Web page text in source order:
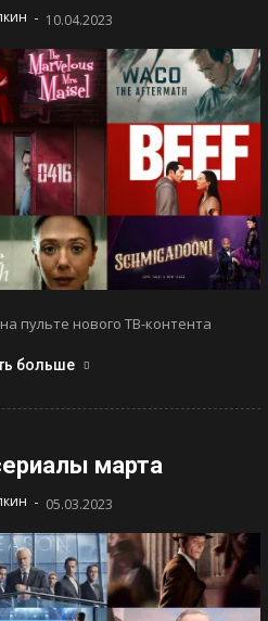
- 10.04.2023
пульте нового ТВ-контента
больше
марта
- 05.03.2023